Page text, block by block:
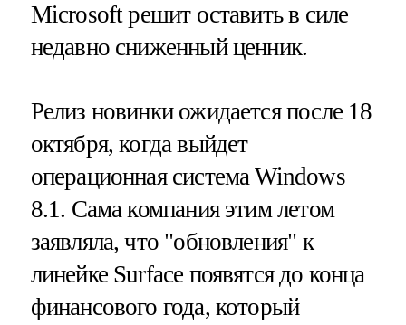
Microsoft решит оставить в силе
недавно сниженный ценник.
Релиз новинки ожидается после 18
октября, когда выйдет
операционная система Windows
8.1. Сама компания этим летом
заявляла, что "обновления" к
линейке Surface появятся до конца
финансового года, который